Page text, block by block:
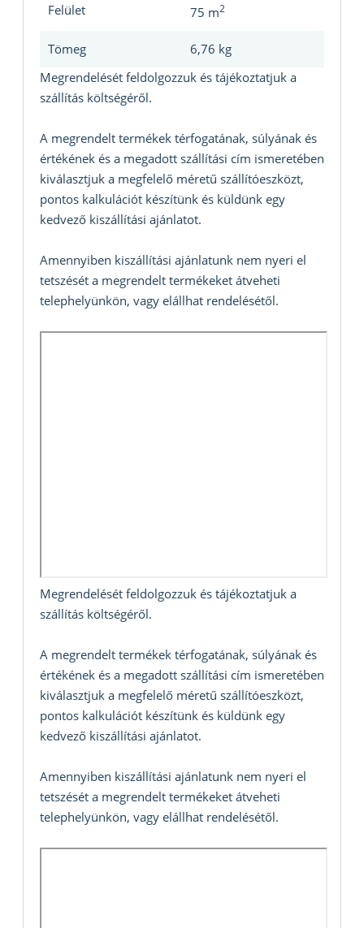
Felület 75 m2
Tömeg
6,76 kg
Megrendelését feldolgozzuk és tájékoztatjuk a
szállítás költségéről.
A megrendelt termékek térfogatának, súlyának és
értékének és a megadott szállítási cím ismeretében
kiválasztjuk a megfelelő méretű szállítóeszközt,
pontos kalkulációt készítünk és küldünk egy
kedvező kiszállítási ajánlatot.
Amennyiben kiszállítási ajánlatunk nem nyeri el
tetszését a megrendelt termékeket átveheti
telephelyünkön, vagy elállhat rendelésétől.
Megrendelését feldolgozzuk és tájékoztatjuk a
szállítás költségéről.
A megrendelt termékek térfogatának, súlyának és
értékének és a megadott szállítási cím ismeretében
kiválasztjuk a megfelelő méretű szállítóeszközt,
pontos kalkulációt készítünk és küldünk egy
kedvező kiszállítási ajánlatot.
Amennyiben kiszállítási ajánlatunk nem nyeri el
tetszését a megrendelt termékeket átveheti
telephelyünkön, vagy elállhat rendelésétől.